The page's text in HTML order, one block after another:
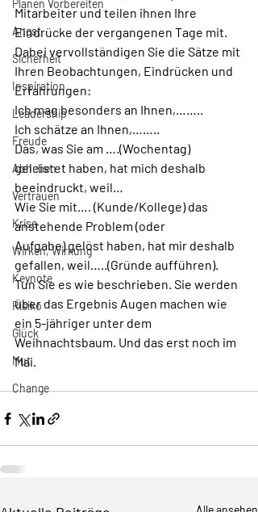
Planen Vorbereiten
Angst
Sicherheit
Inspiration
Leadership
Freude
Abheben
Vertrauen
Krise
Wirken, Wirkung
Keynote
Risiko
Glück
Mut
Change
Mitarbeiter und teilen ihnen Ihre
Eindrücke der vergangenen Tage mit.
Dabei vervollständigen Sie die Sätze mit
Ihren Beobachtungen, Eindrücken und
Erfahrungen:
Ich mag besonders an Ihnen,……..
Ich schätze an Ihnen,……..
Das, was Sie am ….(Wochentag)
geleistet haben, hat mich deshalb
beeindruckt, weil…
Wie Sie mit…. (Kunde/Kollege) das
anstehende Problem (oder
Aufgabe) gelöst haben, hat mir deshalb
gefallen, weil…..(Gründe aufführen).
Tun Sie es wie beschrieben. Sie werden
über das Ergebnis Augen machen wie
ein 5-jähriger unter dem
Weihnachtsbaum. Und das erst noch im
Mai.